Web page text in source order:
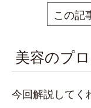
この記
美容のプ
今回解説してく